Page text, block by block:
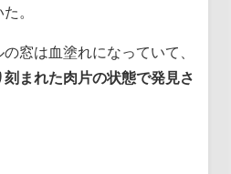
。
窓は血塗れになっていて、
まれた肉片の状態で発見さ